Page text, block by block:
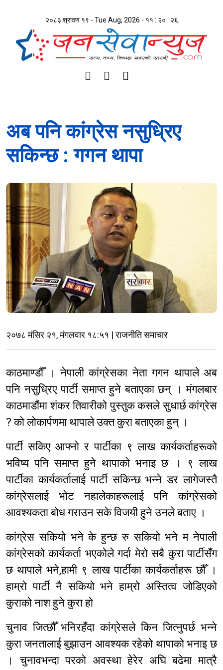
२०८३ श्रावण १९ - Tue Aug, 2026 - ११ : २० : २७
अब पनि कांग्रेस नसुध्रिए
सकिन्छ : गगन थापा
२०७८ मंसिर २१, मंगलवार १८:५१ | राजनीति समाचार
काठमाण्डौँ । नेपाली कांग्रेसका नेता गगन थापाले अब
पनि नसुध्रिए पार्टी समाप्त हुने बताएका छन् । मंगलबार
काठमाडौंमा शंकर तिवारीको पुस्तुक कसले सुधार्छ कांग्रेस
? को लोकार्पणमा थापाले उक्त कुरा बताएका हुन् ।
पार्टी सकिए आफ्नो र पार्टीका ९ लाख कार्यकर्ताहरूको
भविष्य पनि समाप्त हुने थापाको भनाइ छ । ९ लाख
पार्टीका कार्यकर्तालाई पार्टी सकिन्छ भन्ने डर लागेजस्तै
कांग्रेसलाई भोट नहालेकाहरूलाई पनि कांग्रेसको
आवश्यकता बोध गराउन सके विजयी हुने उनले बताए ।
कांग्रेस सकियो भने के हुन्छ रु सकियो भने म नेपाली
कांग्रेसको कार्यकर्ता भएकोले गर्दा मेरो सबै कुरा पार्टीसँग
छ थापाले भने,हामी ९ लाख पार्टीका कार्यकर्ताहरू छौँ ।
हाम्रो पार्टी नै सकियो भने हाम्रो अस्तित्व जोडिएको
कुराको नाश हुने कुरा हो
चुनाव जित्छौँ भनिरहँदा कांग्रेसले किन जित्नुपर्छ भन्ने
कुरा जनतालाई बुझाउन आवश्यक रहेको थापाको भनाइ छ
। चुनावभन्दा परको अवस्था हेरेर अघि बढेमा मात्रै